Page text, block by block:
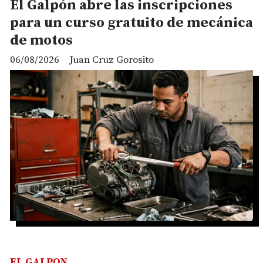
El Galpón abre las inscripciones
para un curso gratuito de mecánica
de motos
Juan Cruz Gorosito
06/08/2026